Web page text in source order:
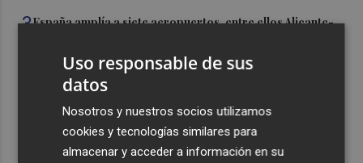
3España amplía a siete aeropuertos, entre ellos Alicante-
La Biblioteca Valenciana conmemora el 750 aniversario
del legado de Jaume I
Una gran cadena humana de cariño y reivindicación se
vuelve a abrazar en las playas por el Mar Menor
Uso responsable de sus
datos
Nosotros y nuestros socios utilizamos
cookies y tecnologías similares para
almacenar y acceder a información en su